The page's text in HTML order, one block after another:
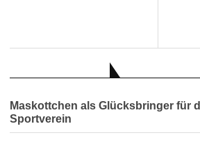
Maskottchen als Glücksbringer für
Sportverein